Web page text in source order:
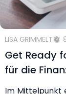
LISA GRIMMELT
Get Ready
für die
Im Mittelpunkt